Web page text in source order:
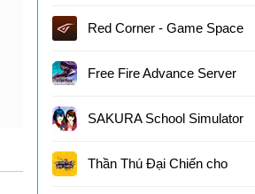
(Android TV) 51.8
Red Corner - Game Space
cho Android
Free Fire Advance Server
66.53
SAKURA School Simulator
cho Android 1.048
Thần Thú Đại Chiến cho